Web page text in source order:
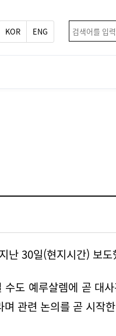
KOR ENG
난 30일(현지시간) 보도
도 예루살렘에 곧 대
관련 논의를 곧 시작